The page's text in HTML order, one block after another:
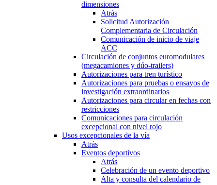
dimensiones
Atrás
Solicitud Autorización
Complementaria de Circulación
Comunicación de inicio de viaje
ACC
Circulación de conjuntos euromodulares
(megacamiones y dúo-trailers)
Autorizaciones para tren turístico
Autorizaciones para pruebas o ensayos de
investigación extraordinarios
Autorizaciones para circular en fechas con
restricciones
Comunicaciones para circulación
excepcional con nivel rojo
Usos excepcionales de la vía
Atrás
Eventos deportivos
Atrás
Celebración de un evento deportivo
Alta y consulta del calendario de